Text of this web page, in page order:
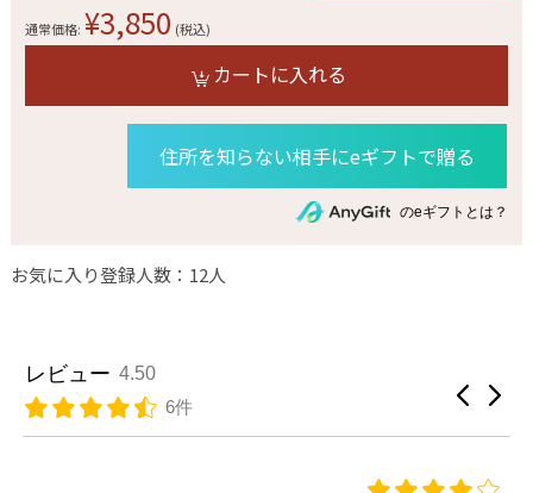
通常価格: ¥3,850 (税込)
カートに入れる
住所を知らない相手にeギフトで贈る
のeギフトとは？
お気に入り登録人数：12人
レビュー 4.50
6件